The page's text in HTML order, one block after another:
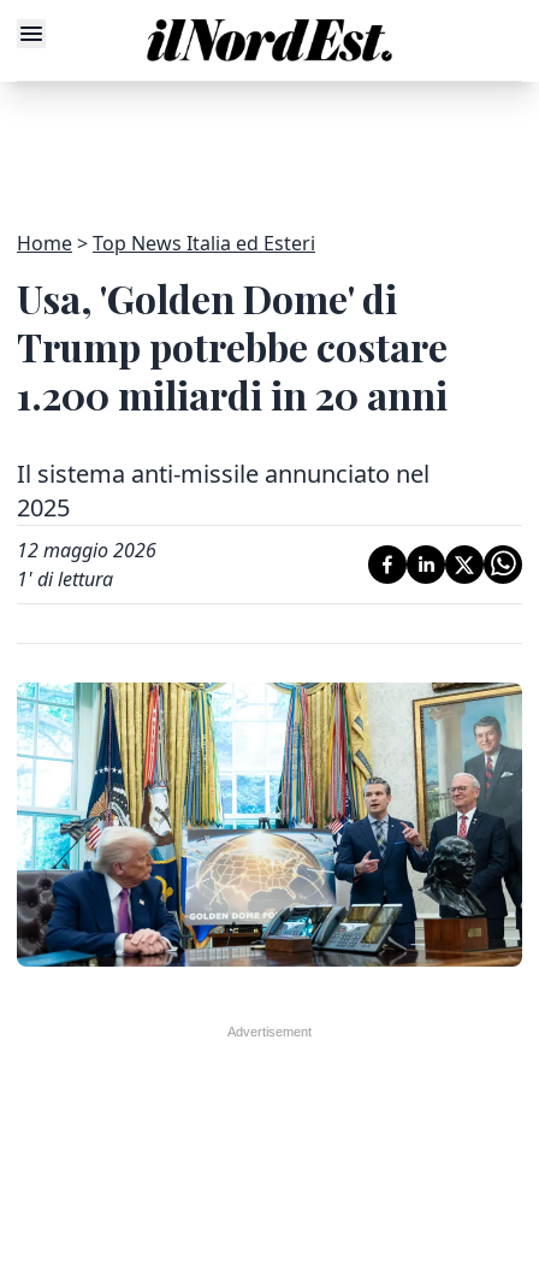
Home Top News Italia ed Esteri
Usa, 'Golden Dome' di
Trump potrebbe costare
1.200 miliardi in 20 anni
Il sistema anti-missile annunciato nel
2025
12 maggio 2026
1' di lettura